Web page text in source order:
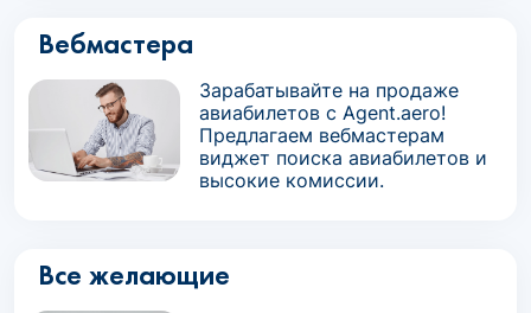
Вебмастера
Зарабатывайте на продаже
авиабилетов с Agent.aero!
Предлагаем вебмастерам
виджет поиска авиабилетов и
высокие комиссии.
Все желающие